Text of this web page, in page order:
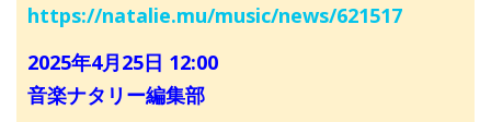
https://natalie.mu/music/news/621517
2025年4月25日 12:00
音楽ナタリー編集部